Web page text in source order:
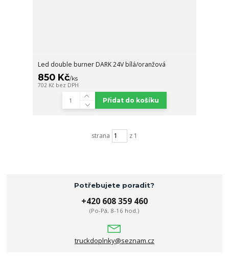
Led double burner DARK 24V bílá/oranžová
850 Kč/ks
702 Kč bez DPH
Přidat do košíku
strana z 1
Potřebujete poradit?
+420 608 359 460
(Po-Pá, 8-16 hod.)
truckdoplnky@seznam.cz